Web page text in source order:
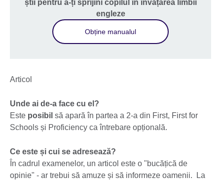
știi pentru a-ți sprijini copilul în învățarea limbii
engleze
Obține manualul
Articol
Unde ai de-a face cu el?
Este posibil să apară în partea a 2-a din First, First for
Schools și Proficiency ca întrebare opțională.
Ce este și cui se adresează?
În cadrul examenelor, un articol este o "bucățică de
opinie" - ar trebui să amuze și să informeze oamenii. La